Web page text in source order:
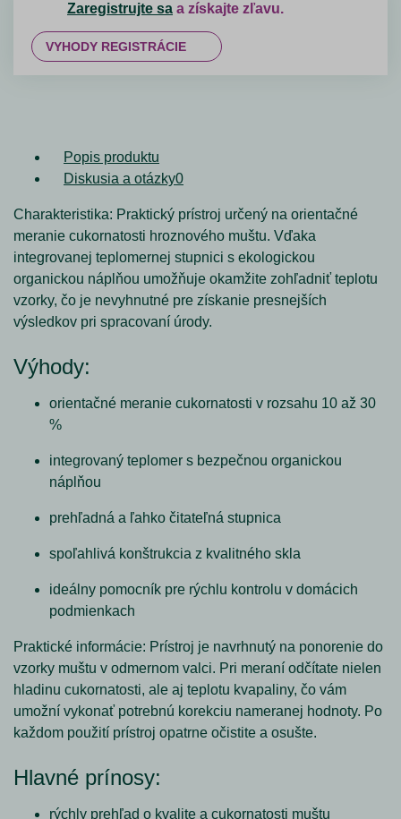
Zaregistrujte sa a získajte zľavu.
VYHODY REGISTRÁCIE
Popis produktu
Diskusia a otázky0
Charakteristika: Praktický prístroj určený na orientačné
meranie cukornatosti hroznového muštu. Vďaka
integrovanej teplomernej stupnici s ekologickou
organickou náplňou umožňuje okamžite zohľadniť teplotu
vzorky, čo je nevyhnutné pre získanie presnejších
výsledkov pri spracovaní úrody.
Výhody:
orientačné meranie cukornatosti v rozsahu 10 až 30
%
integrovaný teplomer s bezpečnou organickou
náplňou
prehľadná a ľahko čitateľná stupnica
spoľahlivá konštrukcia z kvalitného skla
ideálny pomocník pre rýchlu kontrolu v domácich
podmienkach
Praktické informácie: Prístroj je navrhnutý na ponorenie do
vzorky muštu v odmernom valci. Pri meraní odčítate nielen
hladinu cukornatosti, ale aj teplotu kvapaliny, čo vám
umožní vykonať potrebnú korekciu nameranej hodnoty. Po
každom použití prístroj opatrne očistite a osušte.
Hlavné prínosy:
rýchly prehľad o kvalite a cukornatosti muštu